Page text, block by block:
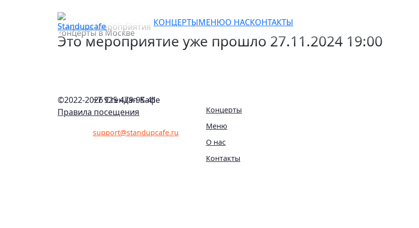
КОНЦЕРТЫМЕНЮО НАСКОНТАКТЫ
Женский стендап концерт
Это мероприятие уже прошло 27.11.2024 19:00
+7 925 479-95-41
support@standupcafe.ru
Концерты
Меню
О нас
Контакты
©2022-2026 Стендап Кафе
Правила посещения